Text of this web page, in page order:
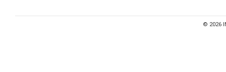
© 2026